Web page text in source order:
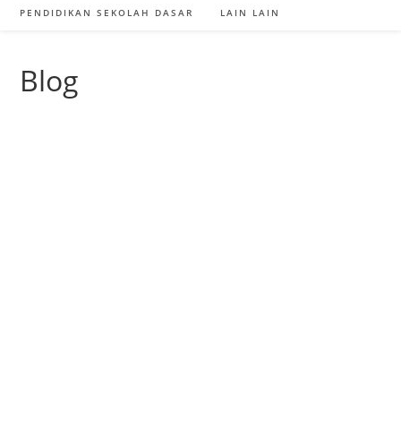
PENDIDIKAN SEKOLAH DASAR LAIN LAIN
Blog